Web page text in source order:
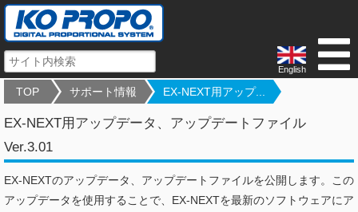
English
TOP サポート情報 EX-NEXT用アップ...
EX-NEXT用アップデータ、アップデートファイル
Ver.3.01
EX-NEXTのアップデータ、アップデートファイルを公開します。この
アップデータを使用することで、EX-NEXTを最新のソフトウェアにア